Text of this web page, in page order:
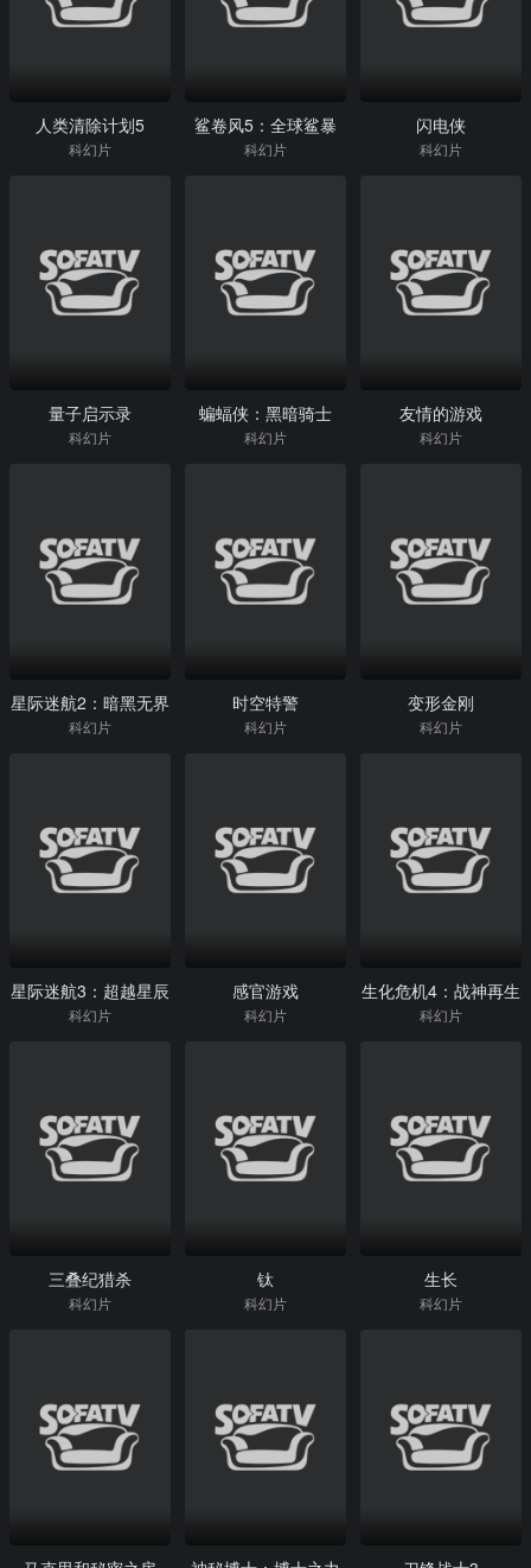
人类清除计划5
科幻片
鲨卷风5：全球鲨暴
科幻片
闪电侠
科幻片
量子启示录
科幻片
蝙蝠侠：黑暗骑士
科幻片
友情的游戏
科幻片
星际迷航2：暗黑无界
科幻片
时空特警
科幻片
变形金刚
科幻片
星际迷航3：超越星辰
科幻片
感官游戏
科幻片
生化危机4：战神再生
科幻片
三叠纪猎杀
科幻片
钛
科幻片
生长
科幻片